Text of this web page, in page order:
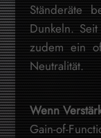
Ständeräte
Dunkeln.
zudem ein
Neutralität.
Wenn
Gain-of-